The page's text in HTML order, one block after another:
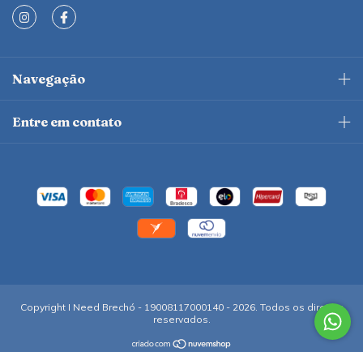
Navegação
Entre em contato
Copyright I Need Brechó - 19008117000140 - 2026. Todos os direitos
reservados.